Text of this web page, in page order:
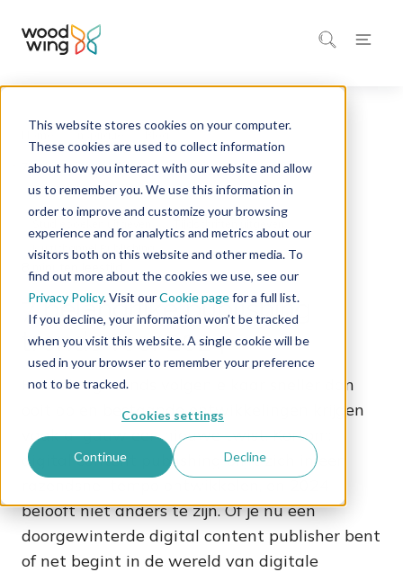
This website stores cookies on your computer.
These cookies are used to collect information
about how you interact with our website and allow
us to remember you. We use this information in
order to improve and customize your browsing
experience and for analytics and metrics about our
visitors both on this website and other media. To
find out more about the cookies we use, see our
Privacy Policy. Visit ourCookie pagefor a full list.
If you decline, your information won’t be tracked
when you visit this website. A single cookie will be
used in your browser to remember your preference
not to be tracked.
Cookies settings
Continue Decline
Multichannel Publishing
7 belangrijke publishing
trends voor 2024
Publishing trends volgen elkaar sneller dan
ooit op en bestaande ontwikkelingen krijgen
vaak al gauw een nieuwe twist. Kortom:
digital content publishing blijft zich in een
belooft niet anders te zijn. Of je nu een
doorgewinterde digital content publisher bent
of net begint in de wereld van digitale